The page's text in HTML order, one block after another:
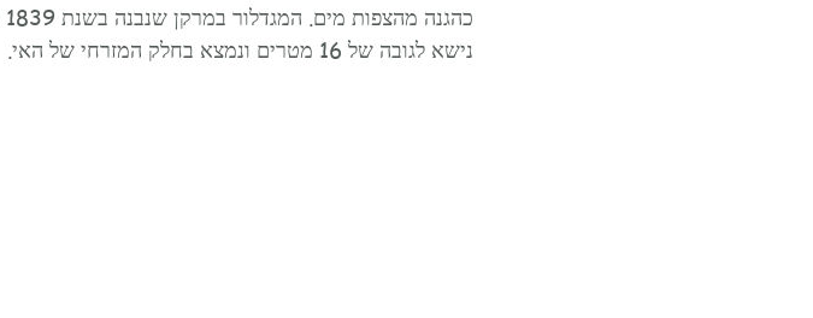
נישא לגובה של 16 מטרים ונמצא בחלק המזרחי של האי.